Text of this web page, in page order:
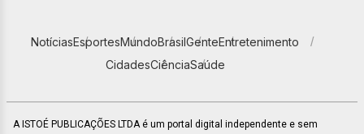
NotíciasEsportesMundoBrasilGenteEntretenimento
CidadesCiênciaSaúde
A ISTOÉ PUBLICAÇÕES LTDA é um portal digital independente e sem